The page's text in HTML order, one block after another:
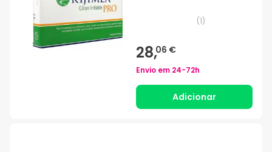
(1)
28,06 €
Envio em 24-72h
Adicionar